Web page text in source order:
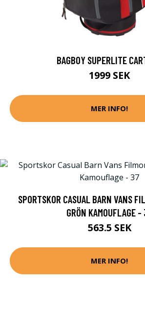
BAGBOY SUPERLITE
1999 SEK
MER INFO!
SPORTSKOR CASUAL BARN VANS
GRÖN KAMOUFLAGE -
563.5 SEK
MER INFO!